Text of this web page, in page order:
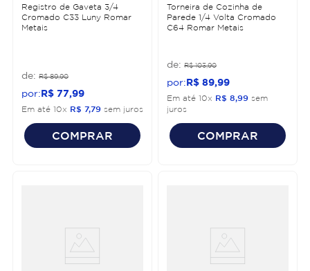
Registro de Gaveta 3/4
Cromado C33 Luny Romar
Metais
R$ 89,90
R$ 77 99
Em até 10x R$ 7,79 sem juros
COMPRAR
Torneira de Cozinha de
Parede 1/4 Volta Cromado
C64 Romar Metais
R$ 103,90
R$ 89 99
Em até 10x R$ 8 99 sem
juros
COMPRAR